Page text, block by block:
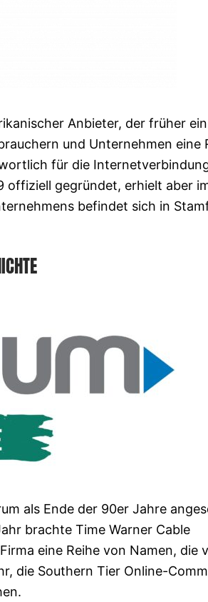
Anbieter, der früher ein
und Unternehmen eine
für die
offiziell gegründet, erhielt aber
befindet sich in
als Ende der 90er Jahre
brachte Time Warner Cable
eine Reihe von Namen, die
die Southern Tier Online-